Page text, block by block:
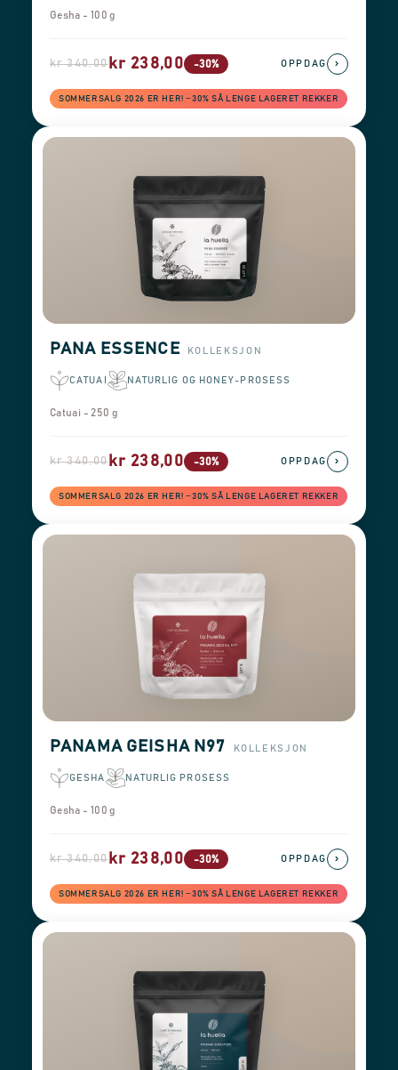
Gesha - 100 g
kr 340,00kr 238,00 -30%
SOMMERSALG 2026 ER HER! −30% SÅ LENGE LAGERET REKKER
OPPDAG ›
PANA ESSENCE KOLLEKSJON
CATUAI NATURLIG OG HONEY-PROSESS
Catuai - 250 g
kr 340,00kr 238,00 -30%
SOMMERSALG 2026 ER HER! −30% SÅ LENGE LAGERET REKKER
OPPDAG ›
PANAMA GEISHA N97 KOLLEKSJON
GESHA NATURLIG PROSESS
Gesha - 100 g
kr 340,00kr 238,00 -30%
SOMMERSALG 2026 ER HER! −30% SÅ LENGE LAGERET REKKER
OPPDAG ›